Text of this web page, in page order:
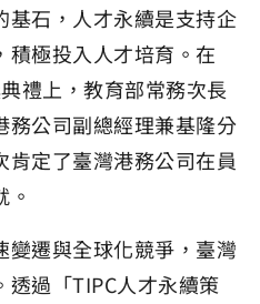
基石，人才永續是支持企
積極投入人才培育。在
禮上，教育部常務次長
公司副總經理兼基隆分
定了臺灣港務公司在員
遷與全球化競爭，臺灣
過「TIPC人才永續策